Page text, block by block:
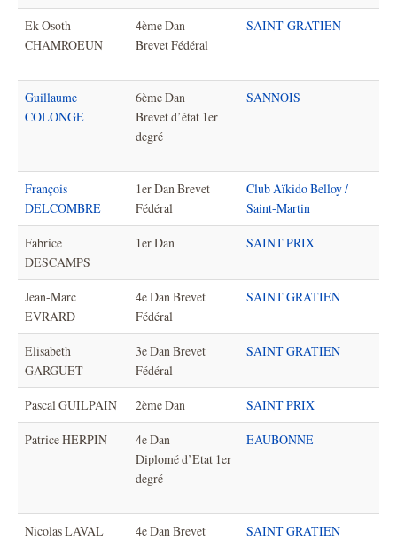
Ek Osoth
CHAMROEUN
4ème Dan
Brevet Fédéral
SAINT-GRATIEN
Guillaume
COLONGE
6ème Dan
Brevet d’état 1er
degré
SANNOIS
François
DELCOMBRE
1er Dan Brevet
Fédéral
Club Aïkido Belloy /
Saint-Martin
Fabrice
DESCAMPS
1er Dan SAINT PRIX
Jean-Marc
EVRARD
4e Dan Brevet
Fédéral
SAINT GRATIEN
Elisabeth
GARGUET
3e Dan Brevet
Fédéral
SAINT GRATIEN
Pascal GUILPAIN 2ème Dan SAINT PRIX
Patrice HERPIN
4e Dan
Diplomé d’Etat 1er
degré
EAUBONNE
Nicolas LAVAL
4e Dan Brevet
SAINT GRATIEN